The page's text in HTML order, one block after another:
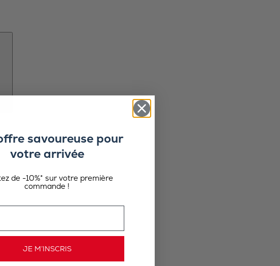
savoureuse pour
votre arrivée
de -10%* sur votre première
commande !
JE M’INSCRIS